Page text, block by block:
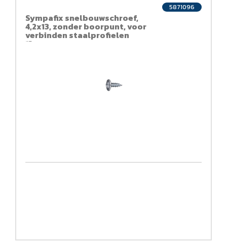
Sympafix snelbouwschroef,
4,2x13, zonder boorpunt, voor
verbinden staalprofielen
13mm
5871096